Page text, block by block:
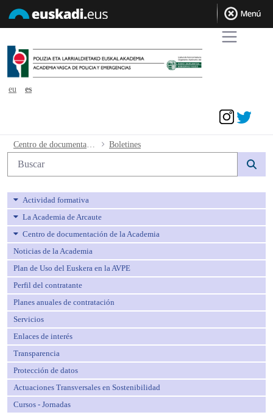
eu
es
Boletines - avpeBoletines
Búsqueda web
Actividad formativa
La Academia de Arcaute
Centro de documentación de la Academia
Noticias de la Academia
Plan de Uso del Euskera en la AVPE
Perfil del contratante
Planes anuales de contratación
Servicios
Enlaces de interés
Transparencia
Protección de datos
Actuaciones Transversales en Sostenibilidad
Cursos - Jornadas